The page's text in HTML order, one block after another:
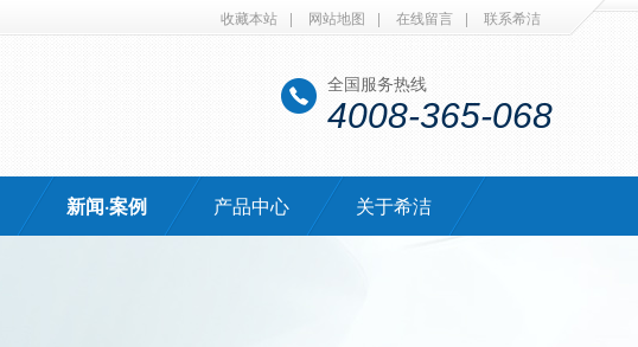
收藏本站 | 网站地图 | 在线留言 | 联系希洁
全国服务热线
4008-365-068
新闻·案例 产品中心 关于希洁